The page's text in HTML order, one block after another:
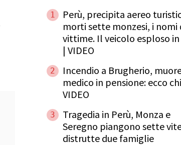
1
Perù, precipita aereo
morti sette monzesi, i nomi
vittime. Il veicolo esploso
| VIDEO
2
Incendio a Brugherio,
medico in pensione: ecco
VIDEO
3
Tragedia in Perù, Monza e
Seregno piangono sette
distrutte due famiglie